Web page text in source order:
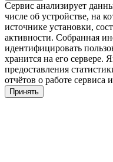
Сервис анализирует
числе об устройстве, на
источнике установки,
активности. Собранная
идентифицировать
хранится на его сервере.
предоставления
отчётов о работе сервиса
Принять